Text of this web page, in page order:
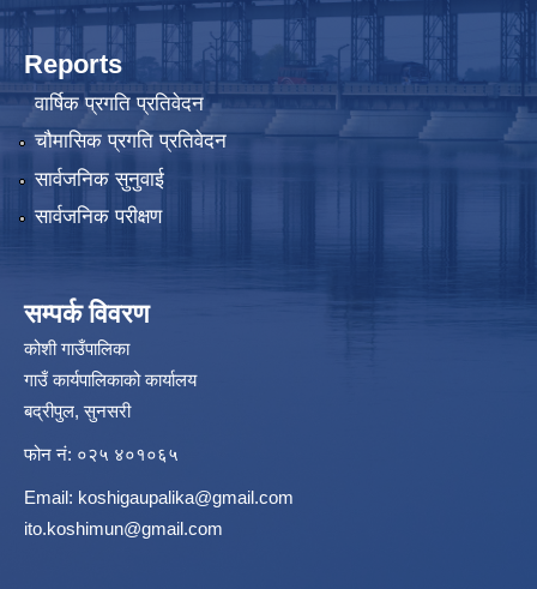
Reports
वार्षिक प्रगति प्रतिवेदन
चौमासिक प्रगति प्रतिवेदन
सार्वजनिक सुनुवाई
सार्वजनिक परीक्षण
सम्पर्क विवरण
कोशी गाउँपालिका
गाउँ कार्यपालिकाको कार्यालय
बद्रीपुल, सुनसरी
फोन नं: ०२५ ४०१०६५
Email: koshigaupalika@gmail.com
ito.koshimun@gmail.com